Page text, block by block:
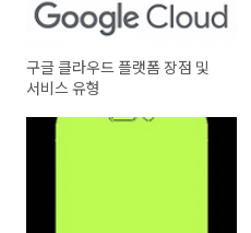
구글 클라우드 플랫폼 장점 및
서비스 유형